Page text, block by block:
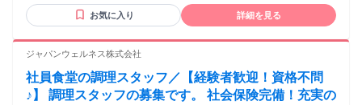
積極的に発信して頂ける方を、 心から歓迎します♪
お気に入り 詳細を見る
ジャパンウェルネス株式会社
社員食堂の調理スタッフ／【経験者歓迎！資格不問
♪】 調理スタッフの募集です。 社会保険完備！充実の